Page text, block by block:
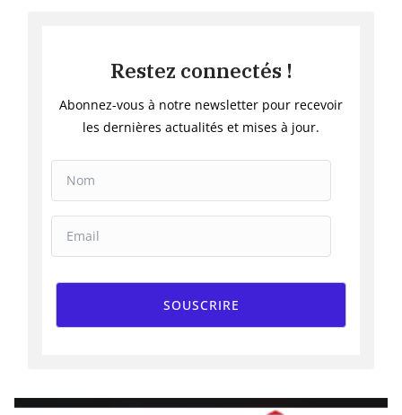
Restez connectés !
Abonnez-vous à notre newsletter pour recevoir
les dernières actualités et mises à jour.
SOUSCRIRE